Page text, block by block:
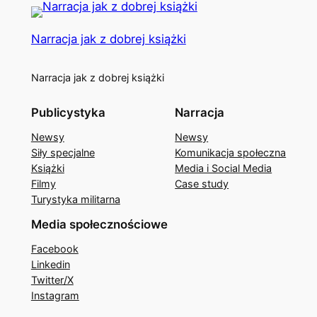
Narracja jak z dobrej książki
Narracja jak z dobrej książki
Publicystyka
Newsy
Siły specjalne
Książki
Filmy
Turystyka militarna
Narracja
Newsy
Komunikacja społeczna
Media i Social Media
Case study
Media społecznościowe
Facebook
Linkedin
Twitter/X
Instagram